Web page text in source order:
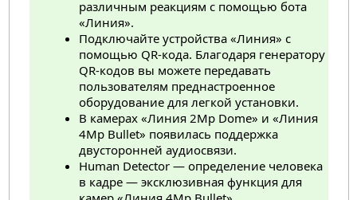
различным реакциям с помощью бота
«Линия».
Подключайте устройства «Линия» с
помощью QR-кода. Благодаря генератору
QR-кодов вы можете передавать
пользователям преднастроенное
оборудование для легкой установки.
В камерах «Линия 2Mp Dome» и «Линия
4Mp Bullet» появилась поддержка
двусторонней аудиосвязи.
Human Detector — определение человека
в кадре — эксклюзивная функция для